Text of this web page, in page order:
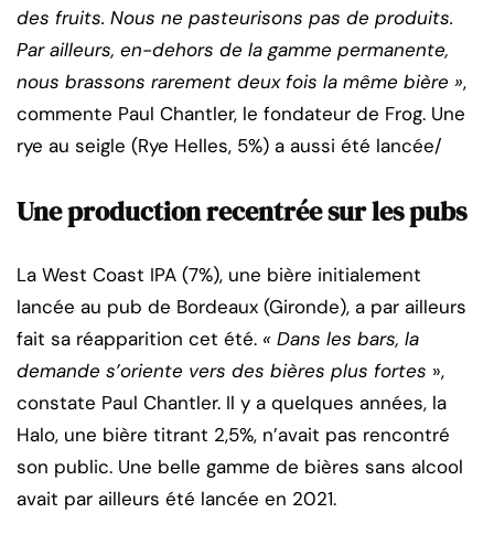
des fruits. Nous ne pasteurisons pas de produits.
Par ailleurs, en-dehors de la gamme permanente,
nous brassons rarement deux fois la même bière »,
commente Paul Chantler, le fondateur de Frog. Une
rye au seigle (Rye Helles, 5%) a aussi été lancée/
Une production recentrée sur les pubs
La West Coast IPA (7%), une bière initialement
lancée au pub de Bordeaux (Gironde), a par ailleurs
fait sa réapparition cet été. « Dans les bars, la
demande s’oriente vers des bières plus fortes »,
constate Paul Chantler. Il y a quelques années, la
Halo, une bière titrant 2,5%, n’avait pas rencontré
son public. Une belle gamme de bières sans alcool
avait par ailleurs été lancée en 2021.